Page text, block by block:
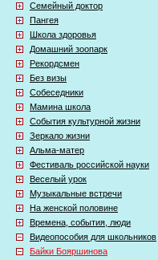
Семейный доктор
Пангея
Школа здоровья
Домашний зоопарк
Рекордсмен
Без визы
Собеседники
Мамина школа
События культурной жизни
Зеркало жизни
Альма-матер
Фестиваль российской науки
Веселый урок
Музыкальные встречи
На женской половине
Времена, события, люди
Видеопособия для школьников
Байки Бояршинова